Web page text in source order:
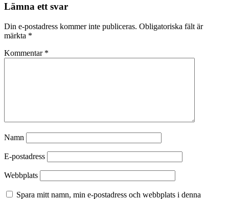
Lämna ett svar
Din e-postadress kommer inte publiceras. Obligatoriska fält är
märkta *
Kommentar *
Namn
E-postadress
Webbplats
Spara mitt namn, min e-postadress och webbplats i denna